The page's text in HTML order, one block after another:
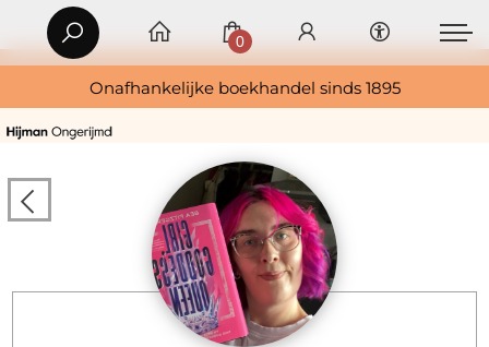
Onafhankelijke boekhandel sinds 1895
0